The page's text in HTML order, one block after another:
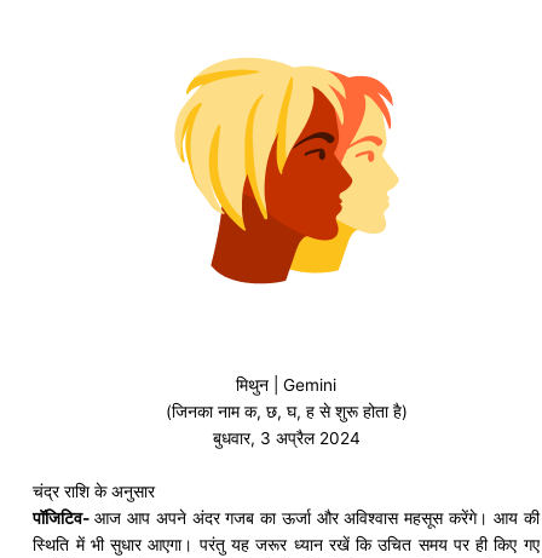
मिथुन | Gemini
(जिनका नाम क, छ, घ, ह से शुरू होता है)
बुधवार, 3 अप्रैल 2024
चंद्र राशि के अनुसार
पॉजिटिव-आज आप अपने अंदरगजब का ऊर्जा और अविश्वास महसूस करेंगे। आय की
स्थिति में भी सुधार आएगा। परंतु यह जरूर ध्यान रखें कि उचित समय पर ही किए गए